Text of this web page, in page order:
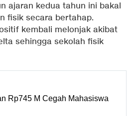
ajaran kedua tahun ini bakal
fisik secara bertahap.
kembali melonjak akibat
sehingga sekolah fisik
Rp745 M Cegah Mahasiswa